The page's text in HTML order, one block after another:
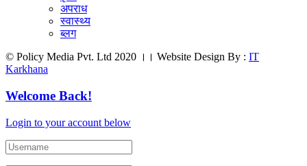
अपराध
स्वास्थ्य
ब्लग
© Policy Media Pvt. Ltd 2020 ।। Website Design By : IT
Karkhana
Welcome Back!
Login to your account below